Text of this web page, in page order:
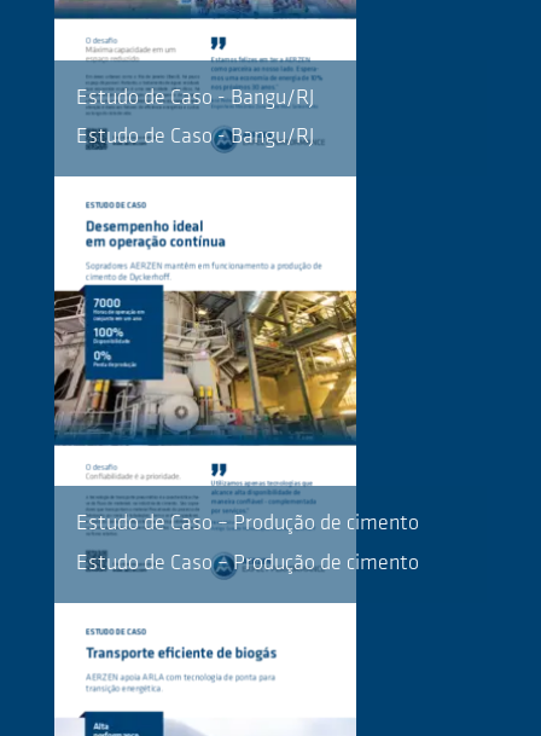
Estudo de Caso - Bangu/RJ
Estudo de Caso - Bangu/RJ
Estudo de Caso – Produção de cimento
Estudo de Caso – Produção de cimento